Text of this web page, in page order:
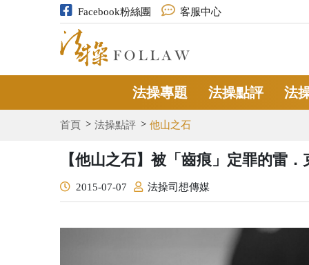
Facebook粉絲團 客服中心
法操專題 法操點評 法
首頁 法操點評 他山之石
【他山之石】被「齒痕」定罪的雷
2015-07-07 法操司想傳媒